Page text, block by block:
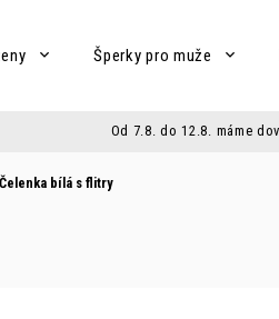
Šperky pro muže
Od 7.8. do 12.8. máme
Čelenka bílá s flitry